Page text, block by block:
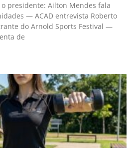
presidente: Ailton Mendes fala
— ACAD entrevista Roberto
do Arnold Sports Festival —
de